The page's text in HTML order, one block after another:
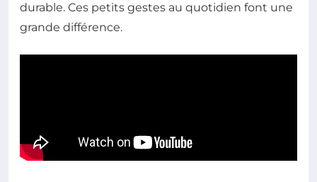
durable. Ces petits gestes au quotidien font une
grande différence.